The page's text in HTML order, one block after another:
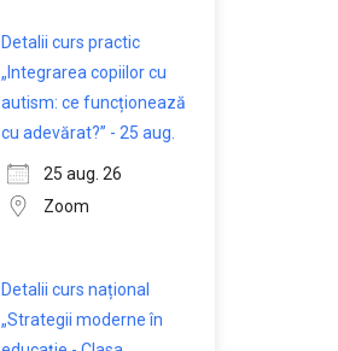
Detalii curs practic
„Integrarea copiilor cu
autism: ce funcționează
cu adevărat?” - 25 aug.
25 aug. 26
Zoom
Detalii curs național
„Strategii moderne în